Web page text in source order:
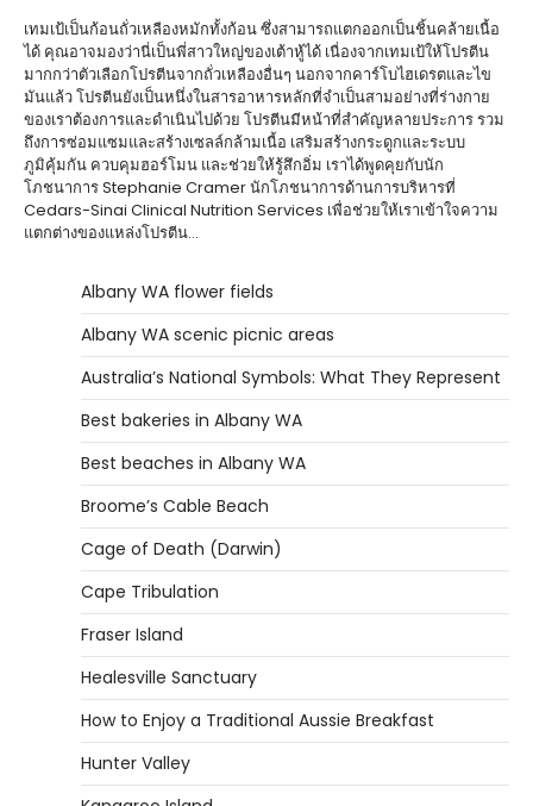
เทมเป้เป็นก้อนถั่วเหลืองหมักทั้งก้อน ซึ่งสามารถแตกออกเป็นชิ้นคล้ายเนื้อ
ได้ คุณอาจมองว่านี่เป็นพี่สาวใหญ่ของเต้าหู้ได้ เนื่องจากเทมเป้ให้โปรตีน
มากกว่าตัวเลือกโปรตีนจากถั่วเหลืองอื่นๆ นอกจากคาร์โบไฮเดรตและไข
มันแล้ว โปรตีนยังเป็นหนึ่งในสารอาหารหลักที่จำเป็นสามอย่างที่ร่างกาย
ของเราต้องการและดำเนินไปด้วย โปรตีนมีหน้าที่สำคัญหลายประการ รวม
ถึงการซ่อมแซมและสร้างเซลล์กล้ามเนื้อ เสริมสร้างกระดูกและระบบ
ภูมิคุ้มกัน ควบคุมฮอร์โมน และช่วยให้รู้สึกอิ่ม เราได้พูดคุยกับนัก
โภชนาการ Stephanie Cramer นักโภชนาการด้านการบริหารที่
Cedars-Sinai Clinical Nutrition Services เพื่อช่วยให้เราเข้าใจความ
แตกต่างของแหล่งโปรตีน…
Albany WA flower fields
Albany WA scenic picnic areas
Australia’s National Symbols: What They Represent
Best bakeries in Albany WA
Best beaches in Albany WA
Broome’s Cable Beach
Cage of Death (Darwin)
Cape Tribulation
Fraser Island
Healesville Sanctuary
How to Enjoy a Traditional Aussie Breakfast
Hunter Valley